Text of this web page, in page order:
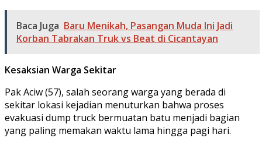
Baca Juga Baru Menikah, Pasangan Muda Ini Jadi
Korban Tabrakan Truk vs Beat di Cicantayan
Kesaksian Warga Sekitar
​Pak Aciw (57), salah seorang warga yang berada di
sekitar lokasi kejadian menuturkan bahwa proses
evakuasi dump truck bermuatan batu menjadi bagian
yang paling memakan waktu lama hingga pagi hari.